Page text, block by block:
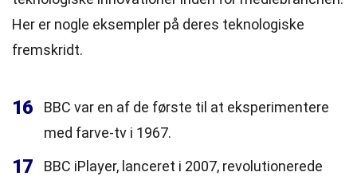
Her er nogle eksempler på deres teknologiske
fremskridt.
16
BBC var en af de første til at eksperimentere
med farve-tv i 1967.
17
BBC iPlayer, lanceret i 2007, revolutionerede